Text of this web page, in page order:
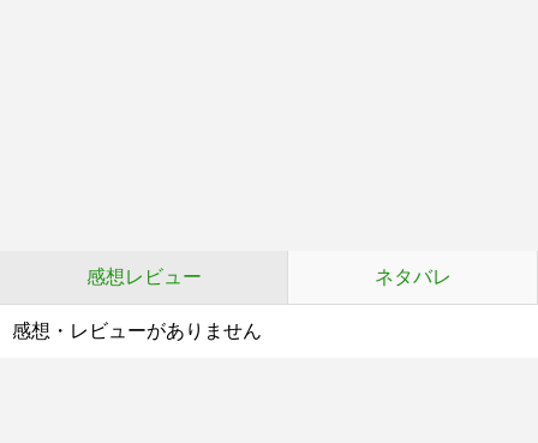
感想レビュー ネタバレ
感想・レビューがありません